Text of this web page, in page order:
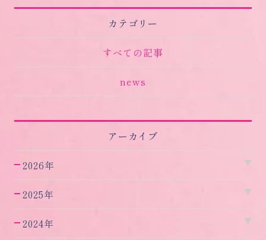
カテゴリー
すべての記事
news
アーカイブ
2026年
2025年
2024年